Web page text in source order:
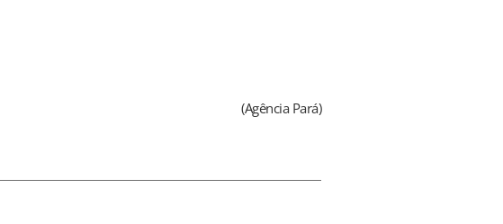
(Agência Pará)